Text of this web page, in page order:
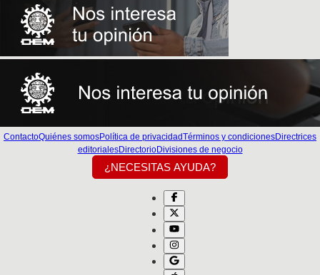
ContactoQuiénes somosPolítica de privacidadTérminos y condicionesDirectrices
editorialesDirectorioDivisiones de negocio
¿NECESITAS AYUDA?